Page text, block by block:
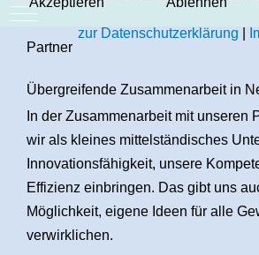
Mobile Menu Toggle
Partner
Übergreifende Zusammenarbeit in
In der Zusammenarbeit mit unseren
wir als kleines mittelständisches
Innovationsfähigkeit, unsere
Effizienz einbringen. Das gibt uns
Möglichkeit, eigene Ideen für alle
verwirklichen.
zur Datenschutzerklärung